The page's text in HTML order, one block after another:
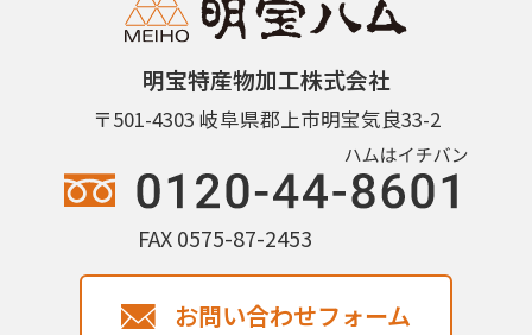
明宝特産物加工株式会社
〒501-4303 岐阜県郡上市明宝気良33-2
FAX 0575-87-2453
お問い合わせフォーム